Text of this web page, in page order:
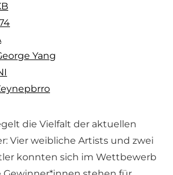
Yang
die Vielfalt der aktuellen
Vier weibliche Artists und zwei
konnten sich im Wettbewerb